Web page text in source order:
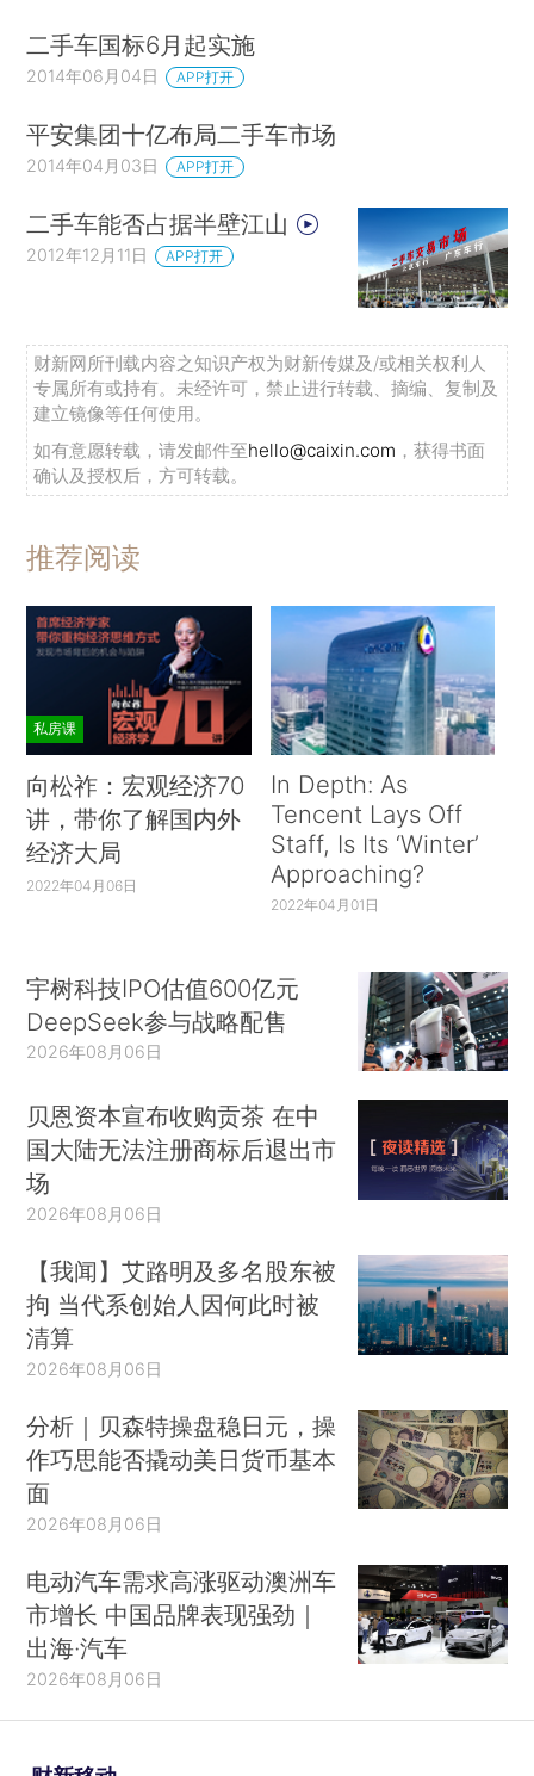
二手车国标6月起实施
2014年06月04日 APP打开
平安集团十亿布局二手车市场
2014年04月03日 APP打开
二手车能否占据半壁江山
2012年12月11日 APP打开
财新网所刊载内容之知识产权为财新传媒及/或相关权利人
专属所有或持有。未经许可，禁止进行转载、摘编、复制及
建立镜像等任何使用。
如有意愿转载，请发邮件至hello@caixin.com ，获得书面
确认及授权后，方可转载。
推荐阅读
私房课
向松祚：宏观经济70
讲，带你了解国内外
经济大局
2022年04月06日
In Depth: As
Tencent Lays Off
Staff, Is Its ‘Winter’
Approaching?
2022年04月01日
宇树科技IPO估值600亿元
DeepSeek参与战略配售
2026年08月06日
贝恩资本宣布收购贡茶 在中
国大陆无法注册商标后退出市
场
2026年08月06日
【我闻】艾路明及多名股东被
拘 当代系创始人因何此时被
清算
2026年08月06日
分析｜贝森特操盘稳日元，操
作巧思能否撬动美日货币基本
面
2026年08月06日
电动汽车需求高涨驱动澳洲车
市增长 中国品牌表现强劲｜
出海·汽车
2026年08月06日